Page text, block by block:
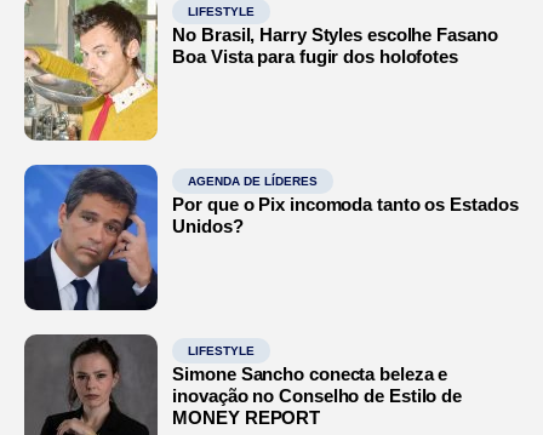
LIFESTYLE
No Brasil, Harry Styles escolhe Fasano
Boa Vista para fugir dos holofotes
AGENDA DE LÍDERES
Por que o Pix incomoda tanto os Estados
Unidos?
LIFESTYLE
Simone Sancho conecta beleza e
inovação no Conselho de Estilo de
MONEY REPORT